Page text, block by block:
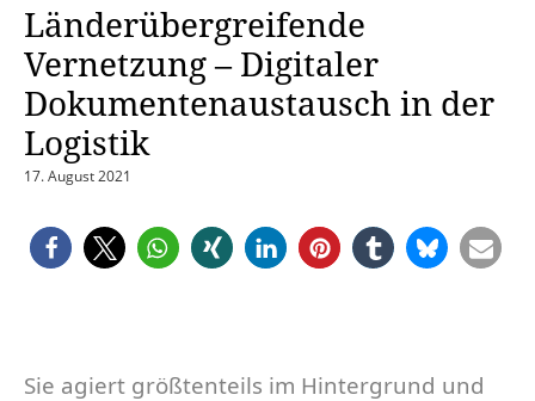
Länderübergreifende
Vernetzung – Digitaler
Dokumentenaustausch in der
Logistik
17. August 2021
Sie agiert größtenteils im Hintergrund und